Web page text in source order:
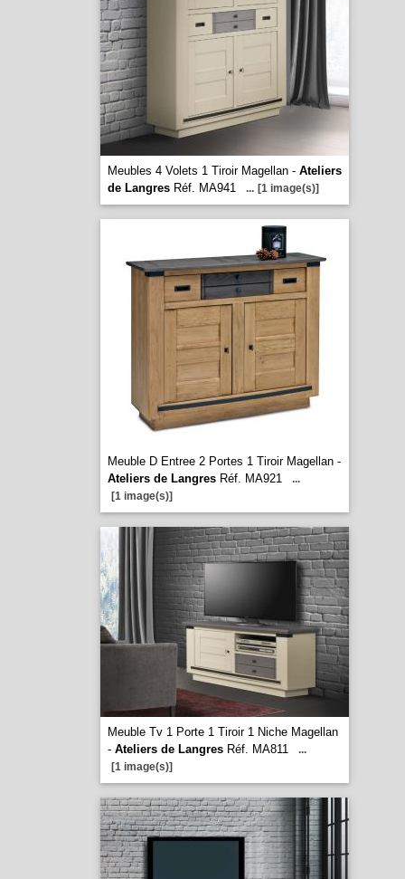
Meubles 4 Volets 1 Tiroir Magellan - Ateliers
de LangresRéf. MA941 ... [1 image(s)]
Meuble D Entree 2 Portes 1 Tiroir Magellan -
Ateliers de LangresRéf. MA921
...
[1 image(s)]
Meuble Tv 1 Porte 1 Tiroir 1 Niche Magellan
- Ateliers de LangresRéf. MA811
...
[1 image(s)]